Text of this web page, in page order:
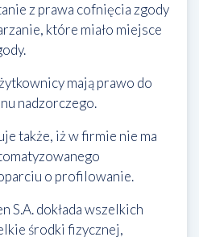
z prawa cofnięcia zgody
które miało miejsce
mają prawo do
nadzorczego.
także, iż w firmie nie ma
o profilowanie.
S.A. dokłada wszelkich
środki fizycznej,